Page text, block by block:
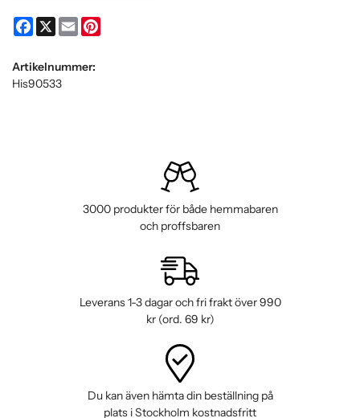
Facebook
X Email
Artikelnummer:
His90533
3000 produkter för både hemmabaren
och proffsbaren
Leverans 1-3 dagar och fri frakt över 990
kr (ord. 69 kr)
Du kan även hämta din beställning på
plats i Stockholm kostnadsfritt